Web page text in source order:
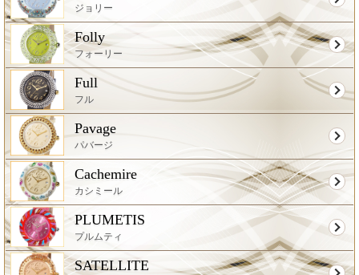
ジョリー
Folly
フォーリー
Full
フル
Pavage
パバージ
Cachemire
カシミール
PLUMETIS
プルムティ
SATELLITE